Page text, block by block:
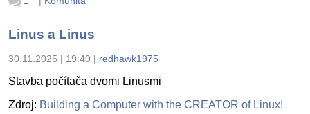
Linus a Linus
30.11.2025 | 19:40 | redhawk1975
Stavba počítača dvomi Linusmi
Zdroj: Building a Computer with the CREATOR of Linux!